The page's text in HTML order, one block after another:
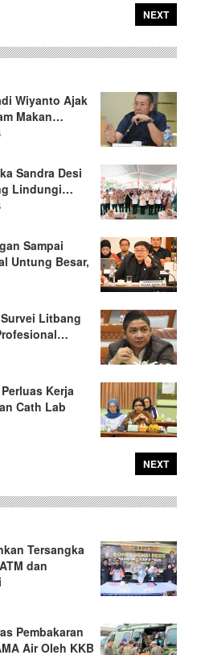
NEXT
Wiyanto Ajak
Makan…
Sandra Desi
Lindungi…
Sampai
Untung Besar,
Litbang
Kerja
Cath Lab
NEXT
Tersangka
dan
Pembakaran
Air Oleh KKB